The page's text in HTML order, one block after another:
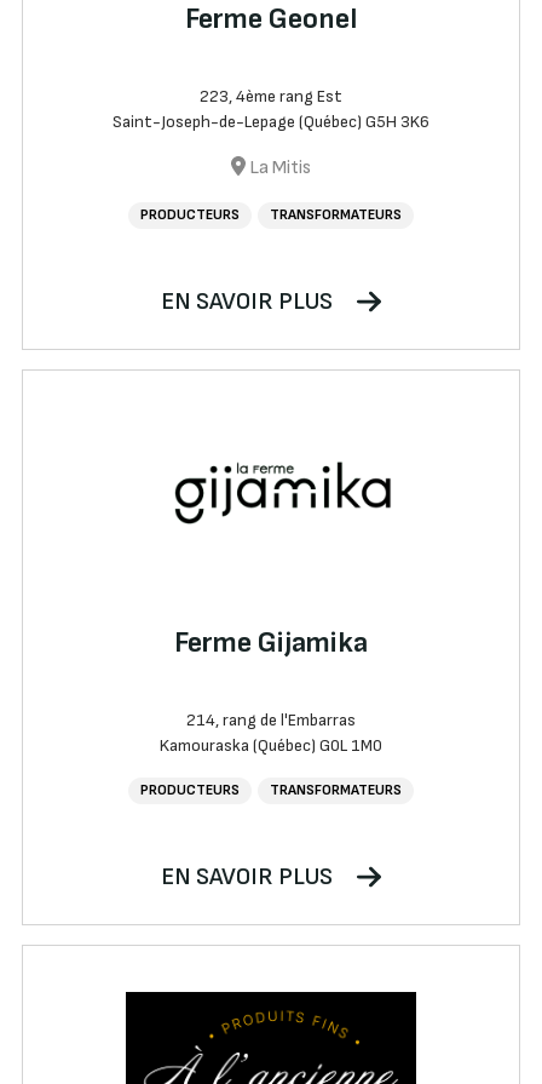
Ferme Geonel
223, 4ème rang Est
Saint-Joseph-de-Lepage (Québec) G5H 3K6
La Mitis
PRODUCTEURS TRANSFORMATEURS
EN SAVOIR PLUS
Ferme Gijamika
214, rang de l'Embarras
Kamouraska (Québec) G0L 1M0
PRODUCTEURS TRANSFORMATEURS
EN SAVOIR PLUS